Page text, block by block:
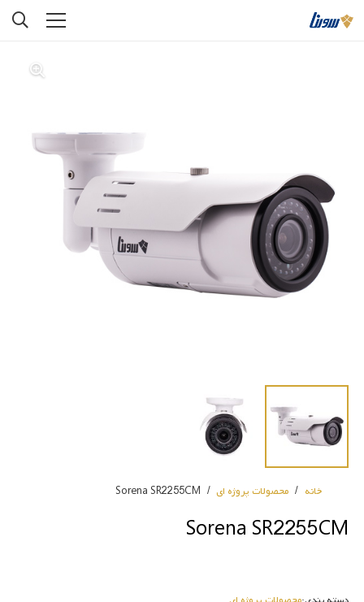
خانه / محصولات پروژه ای /
Sorena SR2255CM
Sorena SR2255CM